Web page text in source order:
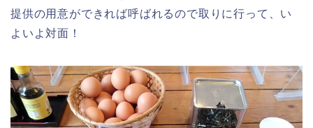
提供の用意ができれば呼ばれるので取りに行って、い
よいよ対面！